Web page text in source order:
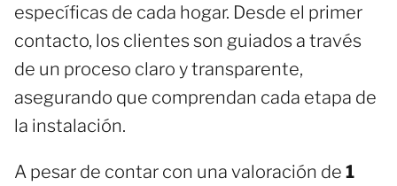
específicas de cada hogar. Desde el primer
contacto, los clientes son guiados a través
de un proceso claro y transparente,
asegurando que comprendan cada etapa de
la instalación.
A pesar de contar con una valoración de 1